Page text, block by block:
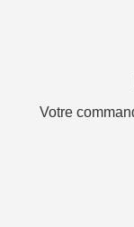
Votre